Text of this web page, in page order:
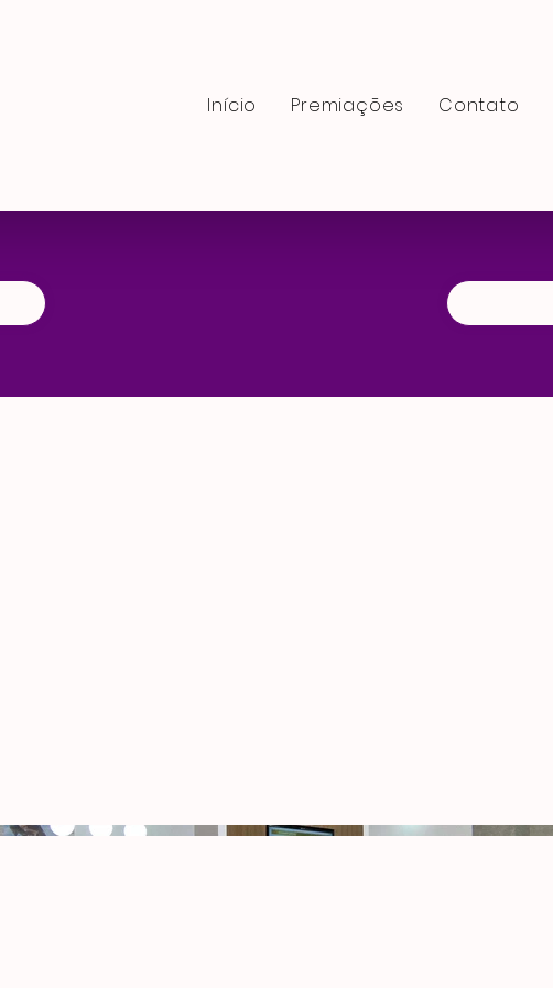
Início Premiaçōes Contato